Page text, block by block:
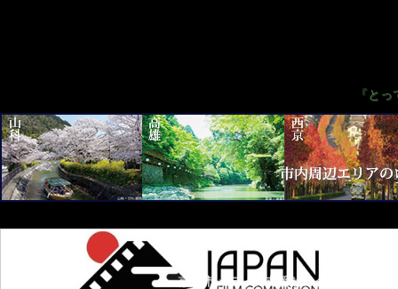
『と
京都市メディア支援センターについて